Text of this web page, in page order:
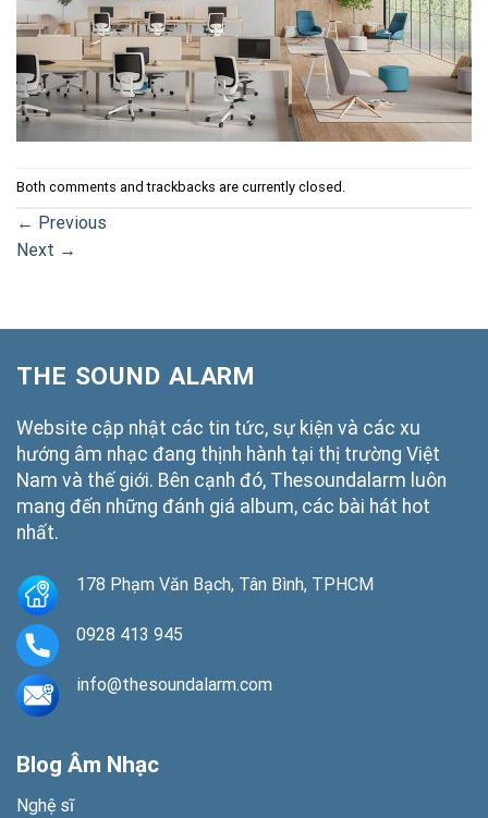
Both comments and trackbacks are currently closed.
← Previous
Next →
THE SOUND ALARM
Website cập nhật các tin tức, sự kiện và các xu
hướng âm nhạc đang thịnh hành tại thị trường Việt
Nam và thế giới. Bên cạnh đó, Thesoundalarm luôn
mang đến những đánh giá album, các bài hát hot
nhất.
178 Phạm Văn Bạch, Tân Bình, TPHCM
0928 413 945
info@thesoundalarm.com
Blog Âm Nhạc
Nghệ sĩ